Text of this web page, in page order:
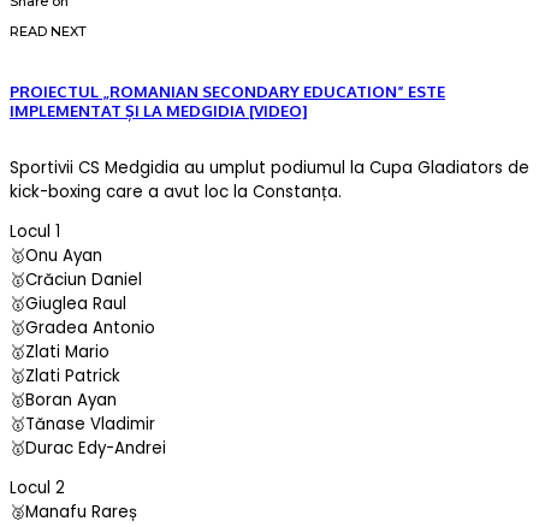
READ NEXT
PROIECTUL „ROMANIAN SECONDARY EDUCATION” ESTE
IMPLEMENTAT ȘI LA MEDGIDIA [VIDEO]
Sportivii CS Medgidia au umplut podiumul la Cupa Gladiators de
kick-boxing care a avut loc la Constanța.
Locul 1
🥇Onu Ayan
🥇Crăciun Daniel
🥇Giuglea Raul
🥇Gradea Antonio
🥇Zlati Mario
🥇Zlati Patrick
🥇Boran Ayan
🥇Tănase Vladimir
🥇Durac Edy-Andrei
Locul 2
🥈Manafu Rareș